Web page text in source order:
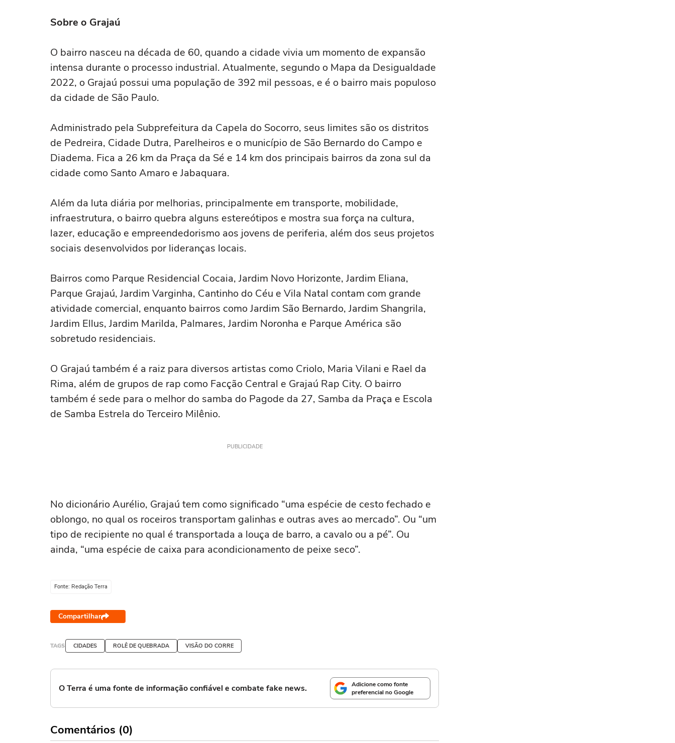
Sobre o Grajaú
O bairro nasceu na década de 60, quando a cidade vivia um momento de expansão
intensa durante o processo industrial. Atualmente, segundo o Mapa da Desigualdade
2022, o Grajaú possui uma população de 392 mil pessoas, e é o bairro mais populoso
da cidade de São Paulo.
Administrado pela Subprefeitura da Capela do Socorro, seus limites são os distritos
de Pedreira, Cidade Dutra, Parelheiros e o município de São Bernardo do Campo e
Diadema. Fica a 26 km da Praça da Sé e 14 km dos principais bairros da zona sul da
cidade como Santo Amaro e Jabaquara.
Além da luta diária por melhorias, principalmente em transporte, mobilidade,
infraestrutura, o bairro quebra alguns estereótipos e mostra sua força na cultura,
lazer, educação e empreendedorismo aos jovens de periferia, além dos seus projetos
sociais desenvolvidos por lideranças locais.
Bairros como Parque Residencial Cocaia, Jardim Novo Horizonte, Jardim Eliana,
Parque Grajaú, Jardim Varginha, Cantinho do Céu e Vila Natal contam com grande
atividade comercial, enquanto bairros como Jardim São Bernardo, Jardim Shangrila,
Jardim Ellus, Jardim Marilda, Palmares, Jardim Noronha e Parque América são
sobretudo residenciais.
O Grajaú também é a raiz para diversos artistas como Criolo, Maria Vilani e Rael da
Rima, além de grupos de rap como Facção Central e Grajaú Rap City. O bairro
também é sede para o melhor do samba do Pagode da 27, Samba da Praça e Escola
de Samba Estrela do Terceiro Milênio.
PUBLICIDADE
No dicionário Aurélio, Grajaú tem como significado “uma espécie de cesto fechado e
oblongo, no qual os roceiros transportam galinhas e outras aves ao mercado”. Ou “um
tipo de recipiente no qual é transportada a louça de barro, a cavalo ou a pé”. Ou
ainda, “uma espécie de caixa para acondicionamento de peixe seco”.
Fonte: Redação Terra
Compartilhar
TAGS CIDADES ROLÊ DE QUEBRADA VISÃO DO CORRE
O Terra é uma fonte de informação confiável e combate fake news.
Adicione como fonte
preferencial no Google
Comentários (0)